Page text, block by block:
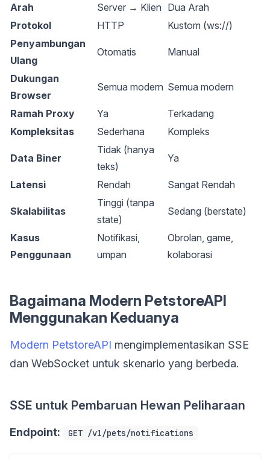
Arah
Server → Klien Dua Arah
Protokol
HTTP
Kustom (ws://)
Penyambungan
Ulang
Otomatis Manual
Dukungan
Browser
Semua modern Semua modern
Ramah Proxy Ya
Terkadang
Kompleksitas
Sederhana Kompleks
Data Biner
Tidak (hanya
teks)
Ya
Latensi Rendah Sangat Rendah
Skalabilitas
Tinggi (tanpa
state)
Sedang (berstate)
Kasus
Penggunaan
Notifikasi,
umpan
Obrolan, game,
kolaborasi
Bagaimana Modern PetstoreAPI
Menggunakan Keduanya
Modern PetstoreAPI mengimplementasikan SSE
dan WebSocket untuk skenario yang berbeda.
SSE untuk Pembaruan Hewan Peliharaan
Endpoint: GET /v1/pets/notifications